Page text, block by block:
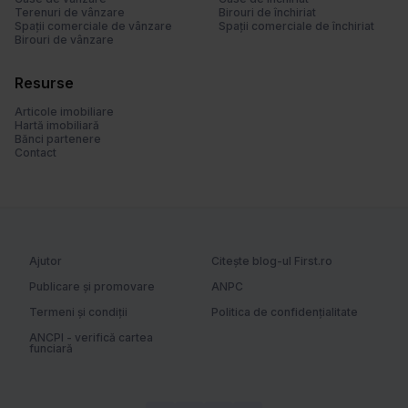
Terenuri de vânzare
Spații comerciale de vânzare
Birouri de vânzare
Birouri de închiriat
Spații comerciale de închiriat
Resurse
Articole imobiliare
Hartă imobiliară
Bănci partenere
Contact
Ajutor
Citește blog-ul First.ro
Publicare și promovare
ANPC
Termeni și condiții
Politica de confidențialitate
ANCPI - verifică cartea
funciară